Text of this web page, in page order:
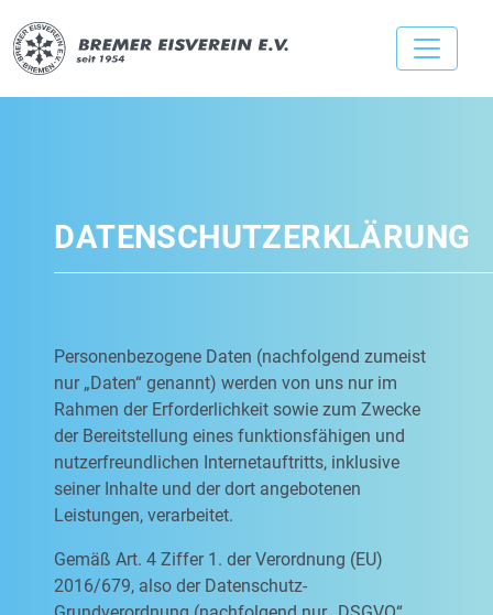
DATENSCHUTZERKLÄRUNG
Personenbezogene Daten (nachfolgend zumeist
nur „Daten“ genannt) werden von uns nur im
Rahmen der Erforderlichkeit sowie zum Zwecke
der Bereitstellung eines funktionsfähigen und
nutzerfreundlichen Internetauftritts, inklusive
seiner Inhalte und der dort angebotenen
Leistungen, verarbeitet.
Gemäß Art. 4 Ziffer 1. der Verordnung (EU)
2016/679, also der Datenschutz-